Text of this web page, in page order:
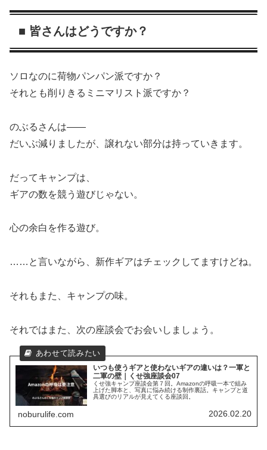
■ 皆さんはどうですか？
ソロなのに荷物パンパン派ですか？
それとも削りきるミニマリスト派ですか？
のぶるさんは——
だいぶ減りましたが、譲れない部分は持っていきます。
だってキャンプは、
ギアの数を競う遊びじゃない。
心の余白を作る遊び。
……と言いながら、新作ギアはチェックしてますけどね。
それもまた、キャンプの味。
それではまた、次の座談会でお会いしましょう。
いつも使うギアと使わないギアの違いは？一軍と
二軍の壁｜くせ強座談会07
くせ強キャンプ座談会第７回。Amazonの呼吸一本で組み
上げた脚本と、写真に悩み続ける制作裏話。キャンプと道
具選びのリアルが見えてくる座談回。
noburulife.com 2026.02.20